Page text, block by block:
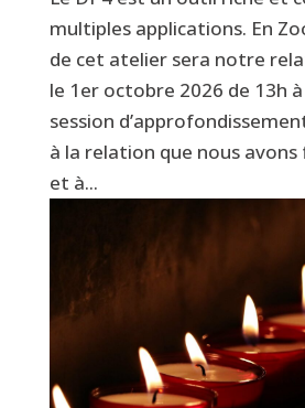
multiples applications. En
de cet atelier sera notre
le 1er octobre 2026 de 13h
session
à la relation que nous avons
et à...